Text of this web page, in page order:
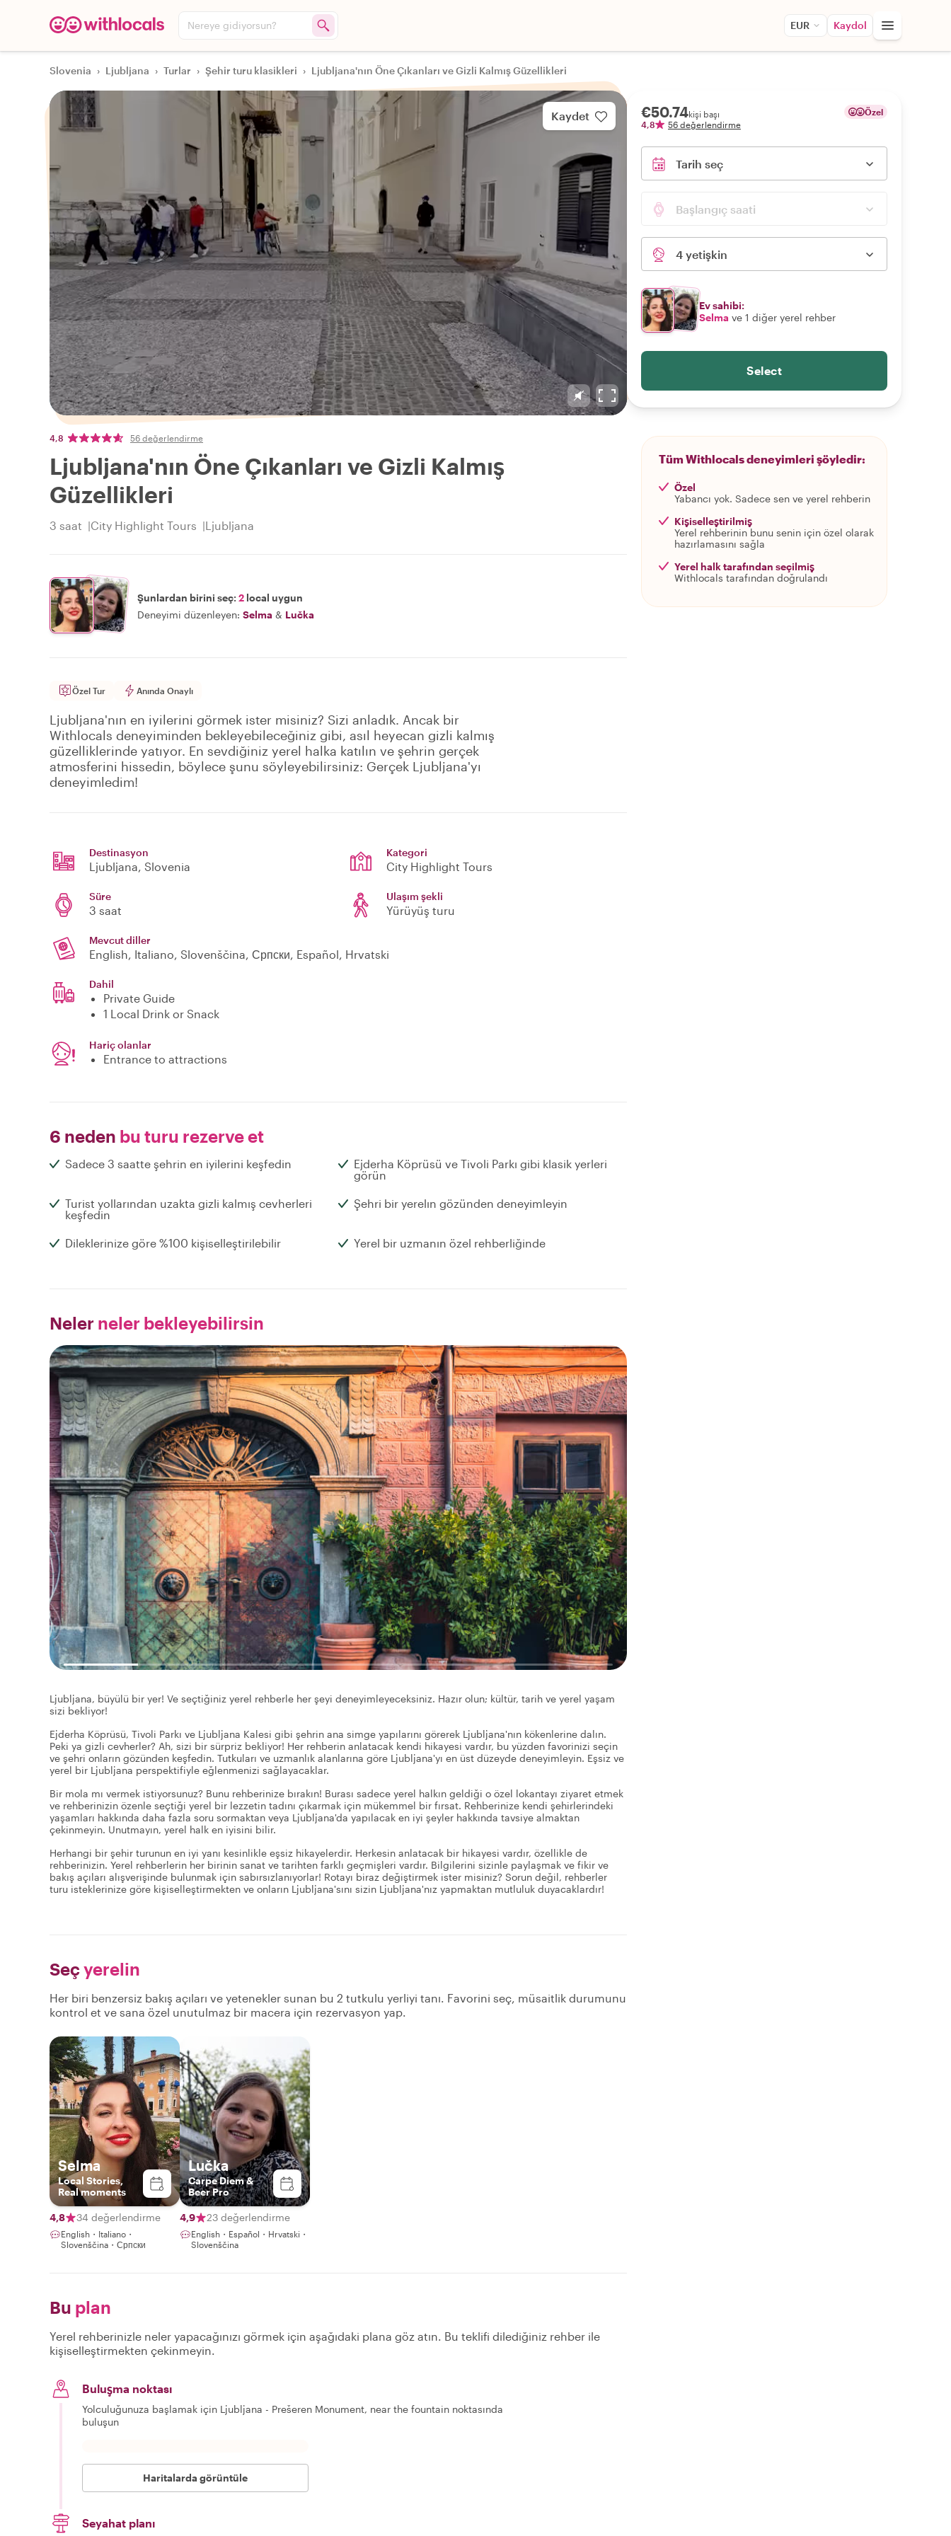
Nereye gidiyorsun? EUR Kaydol
Slovenia › Ljubljana › Turlar › Şehir turu klasikleri › Ljubljana'nın Öne Çıkanları ve Gizli Kalmış Güzellikleri
Kaydet
4,8 56 değerlendirme
Ljubljana'nın Öne Çıkanları ve Gizli Kalmış
Güzellikleri
3 saat City Highlight Tours Ljubljana
Şunlardan birini seç:2 local uygun
Deneyimi düzenleyen: Selma & Lučka
Özel Tur Anında Onaylı
Ljubljana'nın en iyilerini görmek ister misiniz? Sizi anladık. Ancak bir
Withlocals deneyiminden bekleyebileceğiniz gibi, asıl heyecan gizli kalmış
güzelliklerinde yatıyor. En sevdiğiniz yerel halka katılın ve şehrin gerçek
atmosferini hissedin, böylece şunu söyleyebilirsiniz: Gerçek Ljubljana'yı
deneyimledim!
Destinasyon
Ljubljana, Slovenia
Kategori
City Highlight Tours
Süre
3 saat
Ulaşım şekli
Yürüyüş turu
Mevcut diller
English, Italiano, Slovenščina, Српски, Español, Hrvatski
Dahil
Private Guide
1 Local Drink or Snack
Hariç olanlar
Entrance to attractions
6 neden bu turu rezerve et
Sadece 3 saatte şehrin en iyilerini keşfedin
Ejderha Köprüsü ve Tivoli Parkı gibi klasik yerleri
görün
Turist yollarından uzakta gizli kalmış cevherleri
keşfedin
Şehri bir yerelın gözünden deneyimleyin
Dileklerinize göre %100 kişiselleştirilebilir Yerel bir uzmanın özel rehberliğinde
Neler neler bekleyebilirsin
Ljubljana, büyülü bir yer! Ve seçtiğiniz yerel rehberle her şeyi deneyimleyeceksiniz. Hazır olun; kültür, tarih ve yerel yaşam
sizi bekliyor!
Ejderha Köprüsü, Tivoli Parkı ve Ljubljana Kalesi gibi şehrin ana simge yapılarını görerek Ljubljana'nın kökenlerine dalın.
Peki ya gizli cevherler? Ah, sizi bir sürpriz bekliyor! Her rehberin anlatacak kendi hikayesi vardır, bu yüzden favorinizi seçin
ve şehri onların gözünden keşfedin. Tutkuları ve uzmanlık alanlarına göre Ljubljana'yı en üst düzeyde deneyimleyin. Eşsiz ve
yerel bir Ljubljana perspektifiyle eğlenmenizi sağlayacaklar.
Bir mola mı vermek istiyorsunuz? Bunu rehberinize bırakın! Burası sadece yerel halkın geldiği o özel lokantayı ziyaret etmek
ve rehberinizin özenle seçtiği yerel bir lezzetin tadını çıkarmak için mükemmel bir fırsat. Rehberinize kendi şehirlerindeki
yaşamları hakkında daha fazla soru sormaktan veya Ljubljana'da yapılacak en iyi şeyler hakkında tavsiye almaktan
çekinmeyin. Unutmayın, yerel halk en iyisini bilir.
Herhangi bir şehir turunun en iyi yanı kesinlikle eşsiz hikayelerdir. Herkesin anlatacak bir hikayesi vardır, özellikle de
rehberinizin. Yerel rehberlerin her birinin sanat ve tarihten farklı geçmişleri vardır. Bilgilerini sizinle paylaşmak ve fikir ve
bakış açıları alışverişinde bulunmak için sabırsızlanıyorlar! Rotayı biraz değiştirmek ister misiniz? Sorun değil, rehberler
turu isteklerinize göre kişiselleştirmekten ve onların Ljubljana'sını sizin Ljubljana'nız yapmaktan mutluluk duyacaklardır!
Seçyerelin
Her biri benzersiz bakış açıları ve yetenekler sunan bu 2 tutkulu yerliyi tanı. Favorini seç, müsaitlik durumunu
kontrol et ve sana özel unutulmaz bir macera için rezervasyon yap.
Selma
Local Stories,
Real moments
4,8 34 değerlendirme
English・Italiano・
Slovenščina・Српски
Lučka
Carpe Diem &
Beer Pro
4,9 23 değerlendirme
English・Español・Hrvatski・
Slovenščina
Bu plan
Yerel rehberinizle neler yapacağınızı görmek için aşağıdaki plana göz atın. Bu teklifi dilediğiniz rehber ile
kişiselleştirmekten çekinmeyin.
Buluşma noktası
Yolculuğunuza başlamak için Ljubljana - Prešeren Monument, near the fountain noktasında
buluşun
Haritalarda görüntüle
Seyahat planı
€50.74kişi başı
4,8
56 değerlendirme
Özel
Tarih seç
Başlangıç saati
4 yetişkin
Ev sahibi:
Selma ve 1 diğer yerel rehber
Select
Tüm Withlocals deneyimleri şöyledir:
Özel
Yabancı yok. Sadece sen ve yerel rehberin
Kişiselleştirilmiş
Yerel rehberinin bunu senin için özel olarak
hazırlamasını sağla
Yerel halk tarafından seçilmiş
Withlocals tarafından doğrulandı